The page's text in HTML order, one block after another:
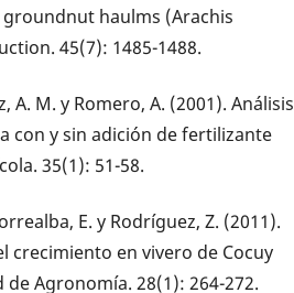
haulms (Arachis
45(7): 1485-1488.
A. M. y Romero, A. (2001). Análisis
con y sin adición de fertilizante
35(1): 51-58.
E. y Rodríguez, Z. (2011).
crecimiento en vivero de Cocuy
de Agronomía. 28(1): 264-272.